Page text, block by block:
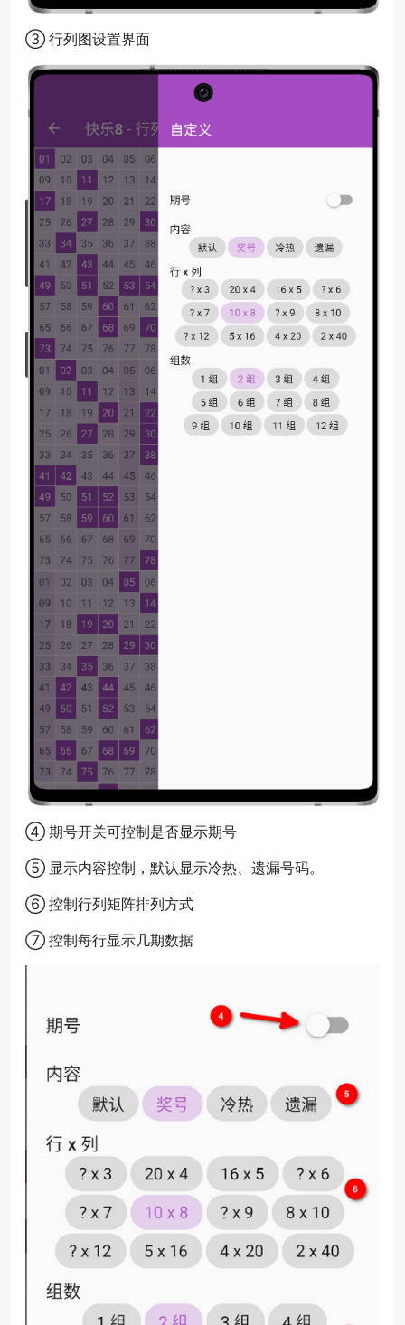
③ 行列图设置界面
④ 期号开关可控制是否显示期号
⑤ 显示内容控制，默认显示冷热、遗漏号码。
⑥ 控制行列矩阵排列方式
⑦ 控制每行显示几期数据